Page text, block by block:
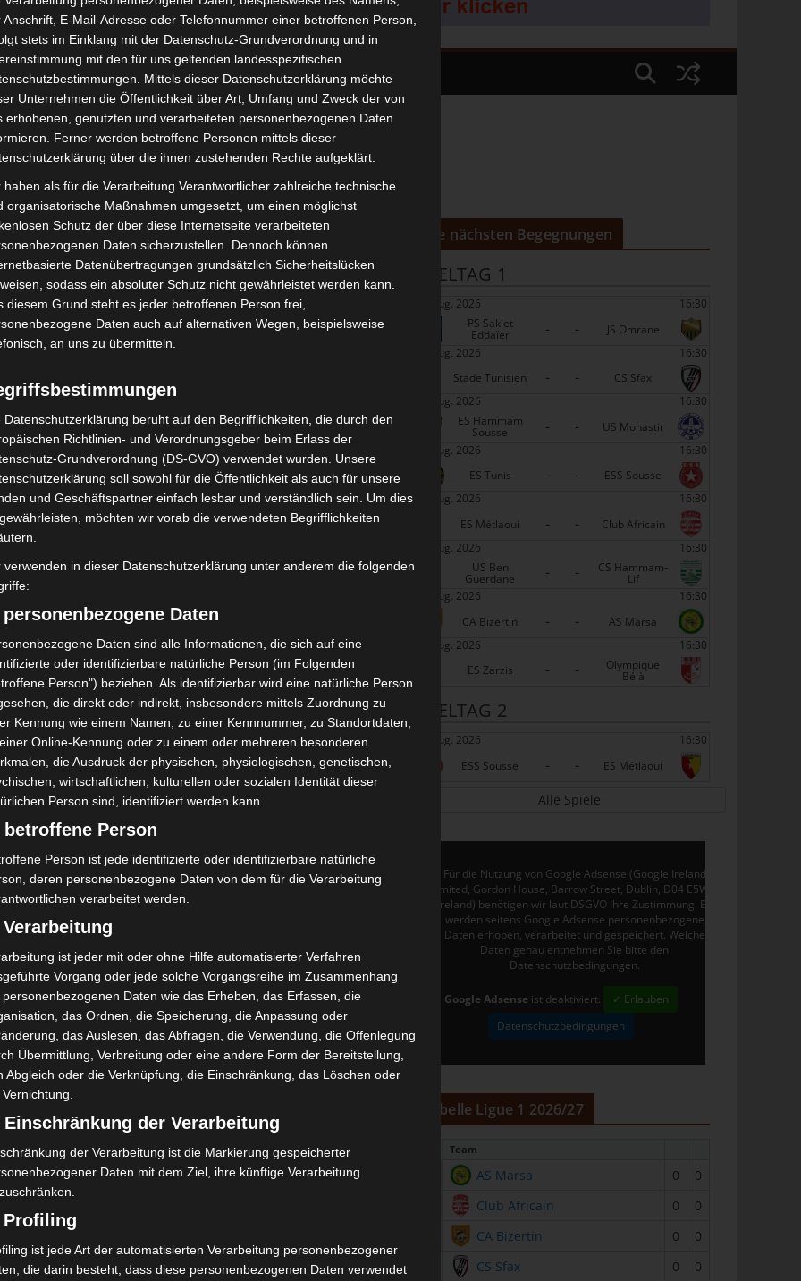
STADIEN IMPRESSUM
aus der Hinspielrunde
,Nachholbegegnungen,Saison 2020/21
Sportif Sfaxien mit einem 0:1 alle drei Punkte aus
Die nächsten Begegnungen
SPIELTAG 1
22 Aug. 2026
16:30
PS Sakiet
Eddaïer - -
JS Omrane
22 Aug. 2026
16:30
Stade Tunisien
- -
CS Sfax
22 Aug. 2026
16:30
ES Hammam
Sousse - -
US Monastir
22 Aug. 2026
16:30
ES Tunis
- -
ESS Sousse
22 Aug. 2026
16:30
ES Métlaoui
- -
Club Africain
22 Aug. 2026
16:30
US Ben
Guerdane - - CS Hammam-
Lif
22 Aug. 2026
16:30
CA Bizertin
- -
AS Marsa
22 Aug. 2026
16:30
ES Zarzis
- - Olympique
Béjà
SPIELTAG 2
29 Aug. 2026
16:30
ESS Sousse
- - ES Métlaoui
Alle Spiele
Für die Nutzung von Google Adsense (Google Ireland
Limited, Gordon House, Barrow Street, Dublin, D04 E5W5,
Ireland) benötigen wir laut DSGVO Ihre Zustimmung. Es
werden seitens Google Adsense personenbezogene
Daten erhoben, verarbeitet und gespeichert. Welche
Daten genau entnehmen Sie bitte den
Datenschutzbedingungen.
Google Adsense ist deaktiviert.
✓ Erlauben
Datenschutzbedingungen
Tabelle Ligue 1 2026/27
Team
AS Marsa 0
0
Club Africain 0
0
CA Bizertin 0
0
CS Sfax 0
0
Anschrift, E-Mail-Adresse oder Telefonnummer einer betroffenen Person,
stets im Einklang mit der Datenschutz-Grundverordnung und in
mit den für uns geltenden landesspezifischen
Mittels dieser Datenschutzerklärung möchte
Unternehmen die Öffentlichkeit über Art, Umfang und Zweck der von
erhobenen, genutzten und verarbeiteten personenbezogenen Daten
Ferner werden betroffene Personen mittels dieser
über die ihnen zustehenden Rechte aufgeklärt.
haben als für die Verarbeitung Verantwortlicher zahlreiche technische
organisatorische Maßnahmen umgesetzt, um einen möglichst
Schutz der über diese Internetseite verarbeiteten
Daten sicherzustellen. Dennoch können
Datenübertragungen grundsätzlich Sicherheitslücken
sodass ein absoluter Schutz nicht gewährleistet werden kann.
diesem Grund steht es jeder betroffenen Person frei,
Daten auch auf alternativen Wegen, beispielsweise
an uns zu übermitteln.
Datenschutzerklärung beruht auf den Begrifflichkeiten, die durch den
Richtlinien- und Verordnungsgeber beim Erlass der
Grundverordnung (DS-GVO) verwendet wurden. Unsere
soll sowohl für die Öffentlichkeit als auch für unsere
und Geschäftspartner einfach lesbar und verständlich sein. Um dies
möchten wir vorab die verwendeten Begrifflichkeiten
verwenden in dieser Datenschutzerklärung unter anderem die folgenden
personenbezogene Daten
Daten sind alle Informationen, die sich auf eine
oder identifizierbare natürliche Person (im Folgenden
Person") beziehen. Als identifizierbar wird eine natürliche Person
die direkt oder indirekt, insbesondere mittels Zuordnung zu
Kennung wie einem Namen, zu einer Kennnummer, zu Standortdaten,
Online-Kennung oder zu einem oder mehreren besonderen
die Ausdruck der physischen, physiologischen, genetischen,
wirtschaftlichen, kulturellen oder sozialen Identität dieser
Person sind, identifiziert werden kann.
betroffene Person
Person ist jede identifizierte oder identifizierbare natürliche
deren personenbezogene Daten von dem für die Verarbeitung
verarbeitet werden.
ist jeder mit oder ohne Hilfe automatisierter Verfahren
Vorgang oder jede solche Vorgangsreihe im Zusammenhang
personenbezogenen Daten wie das Erheben, das Erfassen, die
das Ordnen, die Speicherung, die Anpassung oder
das Auslesen, das Abfragen, die Verwendung, die Offenlegung
Übermittlung, Verbreitung oder eine andere Form der Bereitstellung,
Abgleich oder die Verknüpfung, die Einschränkung, das Löschen oder
Einschränkung der Verarbeitung
der Verarbeitung ist die Markierung gespeicherter
Daten mit dem Ziel, ihre künftige Verarbeitung
Profiling
ist jede Art der automatisierten Verarbeitung personenbezogener
die darin besteht, dass diese personenbezogenen Daten verwendet